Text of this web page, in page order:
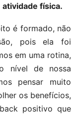
atividade física.
é formado, não
pois ela foi
em uma rotina,
nível de nossa
pensar muito
os benefícios,
positivo que